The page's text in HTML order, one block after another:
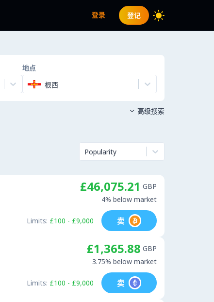
登录 登记
地点
根西
 高级搜索
Popularity
£46,075.21 GBP
4% below market
Limits: £100 - £9,000 卖
£1,365.88 GBP
3.75% below market
Limits: £100 - £9,000 卖